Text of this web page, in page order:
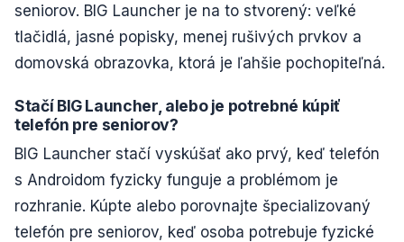
seniorov. BIG Launcher je na to stvorený: veľké
tlačidlá, jasné popisky, menej rušivých prvkov a
domovská obrazovka, ktorá je ľahšie pochopiteľná.
Stačí BIG Launcher, alebo je potrebné kúpiť
telefón pre seniorov?
BIG Launcher stačí vyskúšať ako prvý, keď telefón
s Androidom fyzicky funguje a problémom je
rozhranie. Kúpte alebo porovnajte špecializovaný
telefón pre seniorov, keď osoba potrebuje fyzické